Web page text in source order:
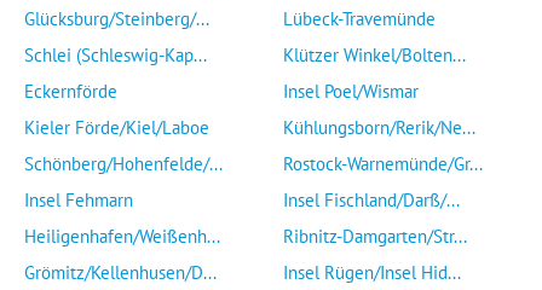
Glücksburg/Steinberg/...
Schlei (Schleswig-Kap...
Eckernförde
Kieler Förde/Kiel/Laboe
Schönberg/Hohenfelde/...
Insel Fehmarn
Heiligenhafen/Weißenh...
Grömitz/Kellenhusen/D...
Lübeck-Travemünde
Klützer Winkel/Bolten...
Insel Poel/Wismar
Kühlungsborn/Rerik/Ne...
Rostock-Warnemünde/Gr...
Insel Fischland/Darß/...
Ribnitz-Damgarten/Str...
Insel Rügen/Insel Hid...